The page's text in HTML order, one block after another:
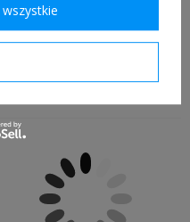
Taśma podoficerska
srebrna LW - 1m